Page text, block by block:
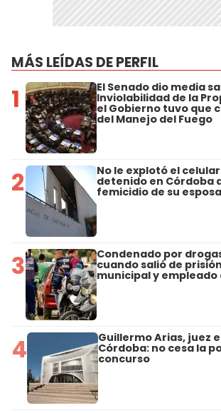
MÁS LEÍDAS DE PERFIL
1 El Senado dio media
Inviolabilidad de la
el Gobierno tuvo que
del Manejo del Fuego
2 No le explotó el
detenido en Córdoba
femicidio de su esposa
3 Condenado por
cuando salió de
municipal y empleado
4 Guillermo Arias, juez
Córdoba: no cesa la
concurso